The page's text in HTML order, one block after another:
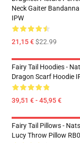
Neck Gaiter
IPW
21,15 €$22.99
Fairy Tail Hoodies -
Dragon Scarf Hoodie
39,51 € - 45,95 €
Fairy Tail Pillows -
Lucy Throw Pillow